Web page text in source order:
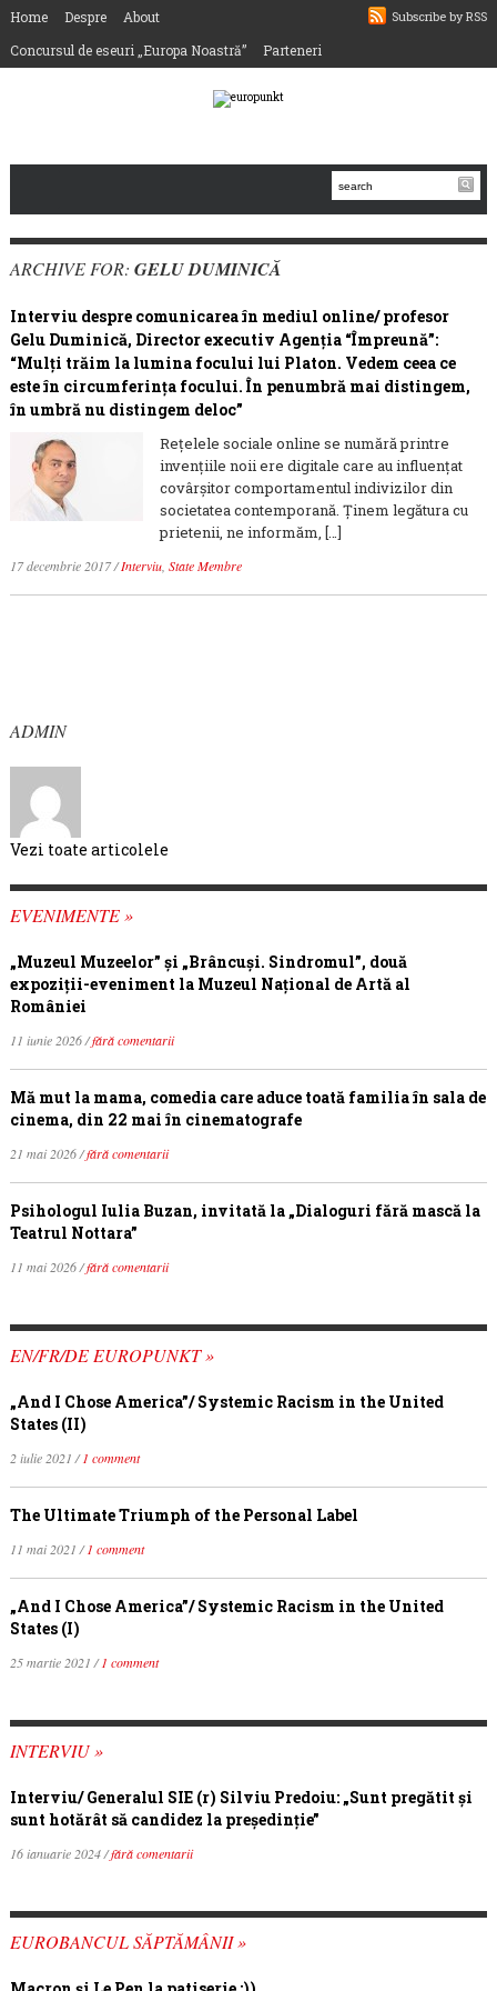
Subscribe by RSS
Home Despre
About
Concursul de eseuri „Europa Noastră”
Parteneri
ARCHIVE FOR: GELU DUMINICĂ
Interviu despre comunicarea în mediul online/ profesor
Gelu Duminică, Director executiv Agenţia “Împreună”:
“Mulți trăim la lumina focului lui Platon. Vedem ceea ce
este în circumferința focului. În penumbră mai distingem,
în umbră nu distingem deloc”
Reţelele sociale online se numără printre
invenţiile noii ere digitale care au influenţat
covârşitor comportamentul indivizilor din
societatea contemporană. Ţinem legătura cu
prietenii, ne informăm, […]
17 decembrie 2017/Interviu, State Membre
ADMIN
Vezi toate articolele
EVENIMENTE »
„Muzeul Muzeelor” și „Brâncuși. Sindromul”, două
expoziții-eveniment la Muzeul Național de Artă al
României
11 iunie 2026 /fără comentarii
Mă mut la mama, comedia care aduce toată familia în sala de
cinema, din 22 mai în cinematografe
21 mai 2026 /fără comentarii
Psihologul Iulia Buzan, invitată la „Dialoguri fără mască la
Teatrul Nottara”
11 mai 2026 /fără comentarii
EN/FR/DE EUROPUNKT »
„And I Chose America”/ Systemic Racism in the United
States (II)
2 iulie 2021 /1 comment
The Ultimate Triumph of the Personal Label
11 mai 2021 /1 comment
„And I Chose America”/ Systemic Racism in the United
States (I)
25 martie 2021 /1 comment
INTERVIU »
Interviu/ Generalul SIE (r) Silviu Predoiu: „Sunt pregătit și
sunt hotărât să candidez la președinție”
16 ianuarie 2024 /fără comentarii
EUROBANCUL SĂPTĂMÂNII »